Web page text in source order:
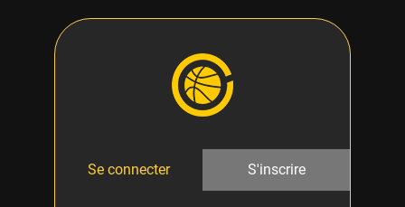
Se connecter S'inscrire